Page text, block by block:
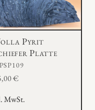
Pyrit
Platte
€
MwSt.